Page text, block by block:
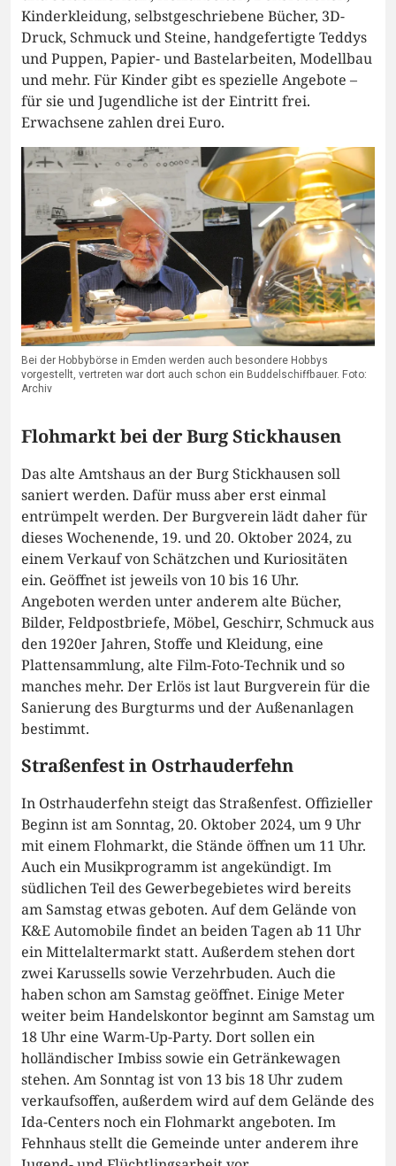
Kinderkleidung, selbstgeschriebene Bücher, 3D-
Druck, Schmuck und Steine, handgefertigte Teddys
und Puppen, Papier- und Bastelarbeiten, Modellbau
und mehr. Für Kinder gibt es spezielle Angebote –
für sie und Jugendliche ist der Eintritt frei.
Erwachsene zahlen drei Euro.
Bei der Hobbybörse in Emden werden auch besondere Hobbys
vorgestellt, vertreten war dort auch schon ein Buddelschiffbauer. Foto:
Archiv
Flohmarkt bei der Burg Stickhausen
Das alte Amtshaus an der Burg Stickhausen soll
saniert werden. Dafür muss aber erst einmal
entrümpelt werden. Der Burgverein lädt daher für
dieses Wochenende, 19. und 20. Oktober 2024, zu
einem Verkauf von Schätzchen und Kuriositäten
ein. Geöffnet ist jeweils von 10 bis 16 Uhr.
Angeboten werden unter anderem alte Bücher,
Bilder, Feldpostbriefe, Möbel, Geschirr, Schmuck aus
den 1920er Jahren, Stoffe und Kleidung, eine
Plattensammlung, alte Film-Foto-Technik und so
manches mehr. Der Erlös ist laut Burgverein für die
Sanierung des Burgturms und der Außenanlagen
bestimmt.
Straßenfest in Ostrhauderfehn
In Ostrhauderfehn steigt das Straßenfest. Offizieller
Beginn ist am Sonntag, 20. Oktober 2024, um 9 Uhr
mit einem Flohmarkt, die Stände öffnen um 11 Uhr.
Auch ein Musikprogramm ist angekündigt. Im
südlichen Teil des Gewerbegebietes wird bereits
am Samstag etwas geboten. Auf dem Gelände von
K&E Automobile findet an beiden Tagen ab 11 Uhr
ein Mittelaltermarkt statt. Außerdem stehen dort
zwei Karussells sowie Verzehrbuden. Auch die
haben schon am Samstag geöffnet. Einige Meter
weiter beim Handelskontor beginnt am Samstag um
18 Uhr eine Warm-Up-Party. Dort sollen ein
holländischer Imbiss sowie ein Getränkewagen
stehen. Am Sonntag ist von 13 bis 18 Uhr zudem
verkaufsoffen, außerdem wird auf dem Gelände des
Ida-Centers noch ein Flohmarkt angeboten. Im
Fehnhaus stellt die Gemeinde unter anderem ihre